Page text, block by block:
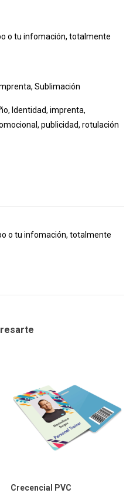
o tu infomación, totalmente
, Sublimación
, Identidad, imprenta,
, publicidad, rotulación
o tu infomación, totalmente
Crecencial PVC